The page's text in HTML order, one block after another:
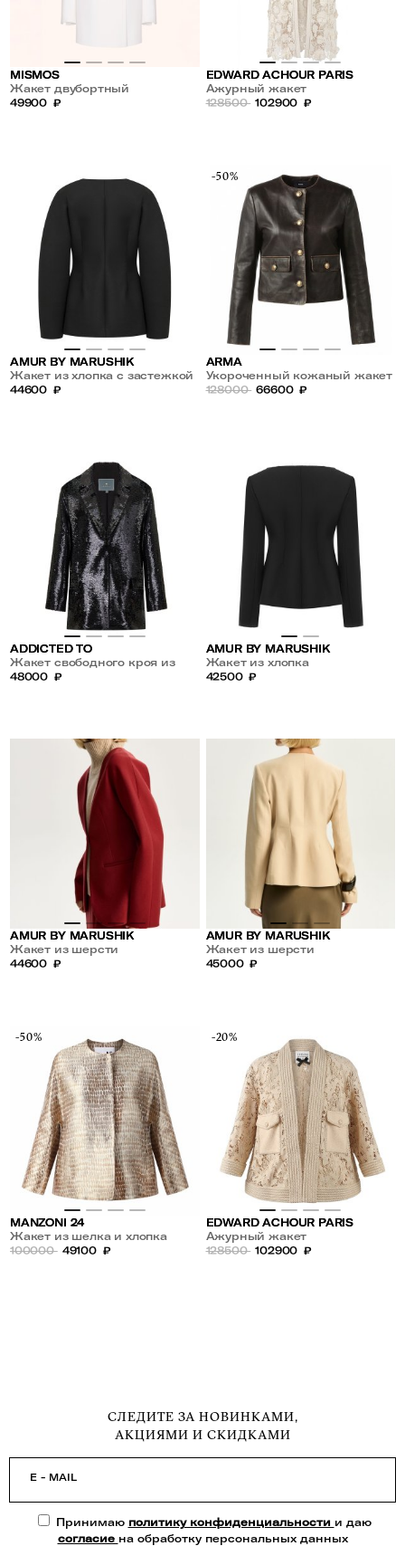
MISMOS
Жакет двубортный
49900 ₽
EDWARD ACHOUR PARIS
Ажурный жакет
128500 102900 ₽
AMUR BY MARUSHIK
Жакет из хлопка с застежкой
на одну пуговицу
44600 ₽
-50%
ARMA
Укороченный кожаный жакет
128000 66600 ₽
ADDICTED TO
Жакет свободного кроя из
пайеток
48000 ₽
AMUR BY MARUSHIK
Жакет из хлопка
42500 ₽
AMUR BY MARUSHIK
Жакет из шерсти
44600 ₽
AMUR BY MARUSHIK
Жакет из шерсти
45000 ₽
-50%
MANZONI 24
Жакет из шелка и хлопка
100000 49100 ₽
-20%
EDWARD ACHOUR PARIS
Ажурный жакет
128500 102900 ₽
СЛЕДИТЕ ЗА НОВИНКАМИ,
АКЦИЯМИ И СКИДКАМИ
E - MAIL
Принимаю политику конфиденциальности и даю
согласие на обработку персональных данных